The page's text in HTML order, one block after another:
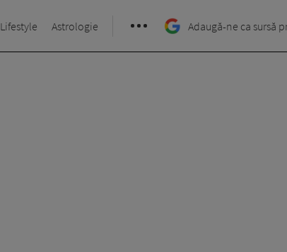
Lifestyle Astrologie Adaugă-ne ca sursă